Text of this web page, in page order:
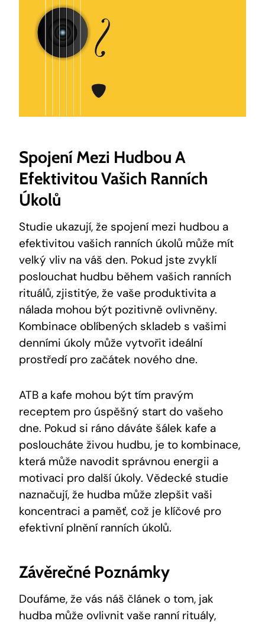
Spojení Mezi Hudbou A
Efektivitou Vašich Ranních
Úkolů
Studie ukazují, že spojení mezi hudbou a
efektivitou vašich ranních úkolů může mít
velký vliv na váš den. Pokud jste zvyklí
poslouchat hudbu během vašich ranních
rituálů, zjistitýe, že vaše produktivita a
nálada mohou být pozitivně ovlivněny.
Kombinace oblíbených skladeb s vašimi
denními úkoly může vytvořit ideální
prostředí pro začátek nového dne.
ATB a kafe mohou být tím pravým
receptem pro úspěšný start do vašeho
dne. Pokud si ráno dáváte šálek kafe a
posloucháte živou hudbu, je to kombinace,
která může navodit správnou energii a
motivaci pro další úkoly. Vědecké studie
naznačují, že hudba může zlepšit vaši
koncentraci a paměť, což je klíčové pro
efektivní plnění ranních úkolů.
Závěrečné Poznámky
Doufáme, že vás náš článek o tom, jak
hudba může ovlivnit vaše ranní rituály,